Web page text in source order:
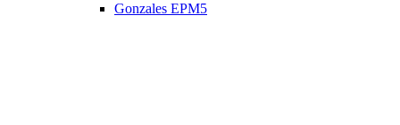
Gonzales EPM5